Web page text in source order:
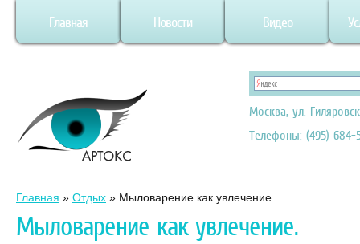
Главная Новости Видео
Москва, ул.
Телефоны: (495) 684-
Главная » Отдых » Мыловарение как увлечение.
Мыловарение как увлечение.